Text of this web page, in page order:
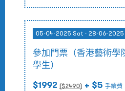
05-04-2025 Sat - 28-06-
參加門票（香港藝術學
學生）
$1992 ($2490) + $5 手續費